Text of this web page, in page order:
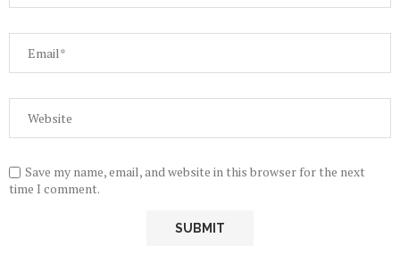
Save my name, email, and website in this browser for the next
time I comment.